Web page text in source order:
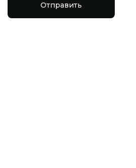
Отправить